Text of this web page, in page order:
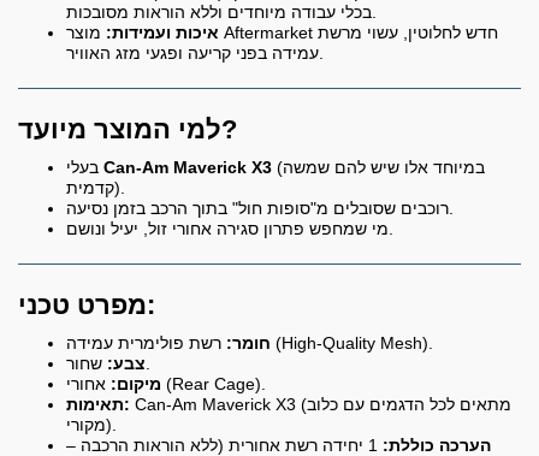
איכות ועמידות: מוצר Aftermarket חדש לחלוטין, עשוי מרשת
למי המוצר מיועד?
Can-Am Maverick X3 (במיוחד אלו שיש להם שמשה
קדמית).
מפרט טכני:
חומר: רשת פולימרית עמידה (High-Quality Mesh).
צבע:
מיקום: אחורי (Rear Cage).
תאימות: Can-Am Maverick X3 (מתאים לכל הדגמים עם כלוב
מקורי).
הערכה כוללת:
1 יחידה רשת אחורית (ללא הוראות הרכבה –